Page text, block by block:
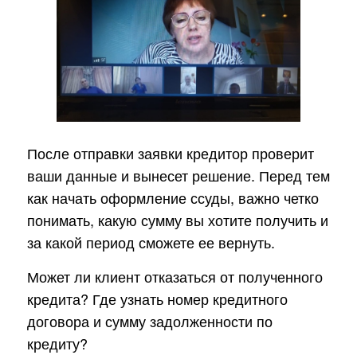
После отправки заявки кредитор проверит
ваши данные и вынесет решение. Перед тем
как начать оформление ссуды, важно четко
понимать, какую сумму вы хотите получить и
за какой период сможете ее вернуть.
Может ли клиент отказаться от полученного
кредита? Где узнать номер кредитного
договора и сумму задолженности по
кредиту?